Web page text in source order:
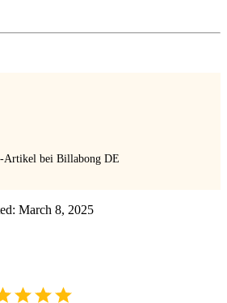
Artikel bei Billabong DE
March 8, 2025